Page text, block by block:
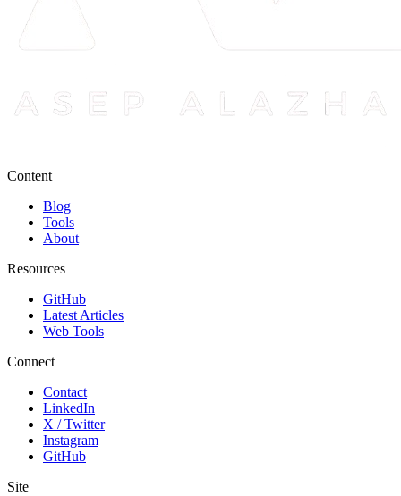
Content
Blog
Tools
About
Resources
GitHub
Latest Articles
Web Tools
Connect
Contact
LinkedIn
X / Twitter
Instagram
GitHub
Site